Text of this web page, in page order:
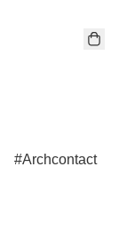
Archcontact